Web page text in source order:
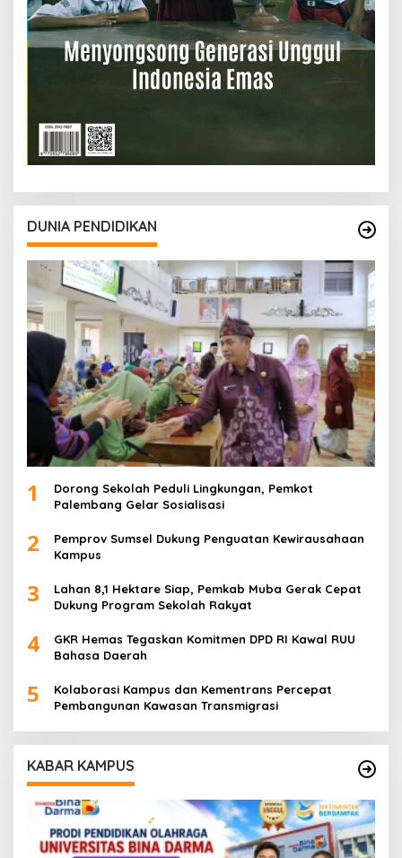
DUNIA PENDIDIKAN
1
Dorong Sekolah Peduli Lingkungan, Pemkot
Palembang Gelar Sosialisasi
2
Pemprov Sumsel Dukung Penguatan Kewirausahaan
Kampus
3
Lahan 8,1 Hektare Siap, Pemkab Muba Gerak Cepat
Dukung Program Sekolah Rakyat
4
GKR Hemas Tegaskan Komitmen DPD RI Kawal RUU
Bahasa Daerah
5
Kolaborasi Kampus dan Kementrans Percepat
Pembangunan Kawasan Transmigrasi
KABAR KAMPUS